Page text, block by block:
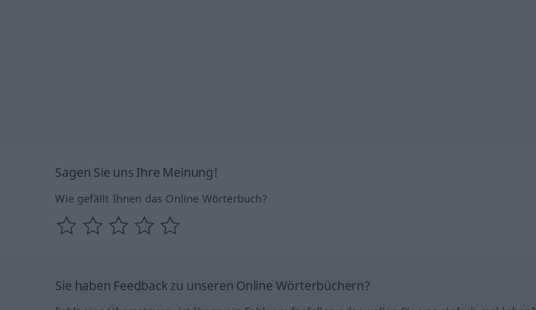
Sagen Sie uns Ihre Meinung!
Wie gefällt Ihnen das Online Wörterbuch?
Sie haben Feedback zu unseren Online Wörterbüchern?